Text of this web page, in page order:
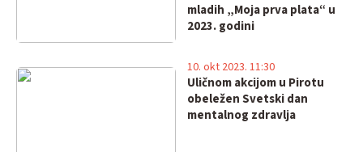
mladih „Moja prva plata“ u
2023. godini
Uličnom akcijom u Pirotu
obeležen Svetski dan
mentalnog zdravlja
10. okt 2023. 11:30